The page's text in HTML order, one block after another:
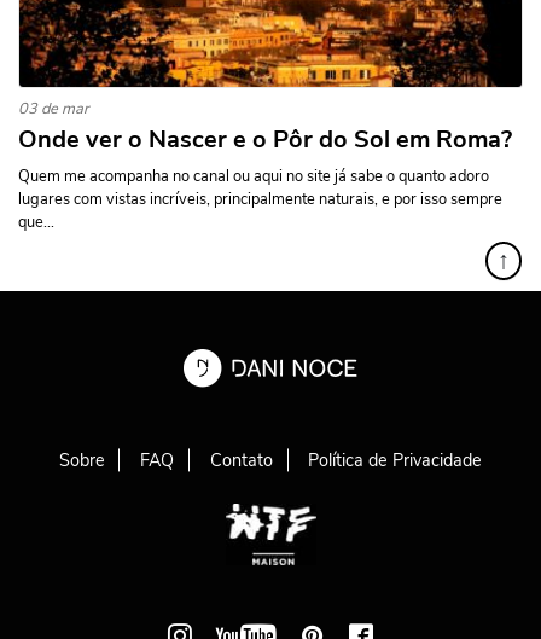
03 de mar
Onde ver o Nascer e o Pôr do Sol em Roma?
Quem me acompanha no canal ou aqui no site já sabe o quanto adoro
lugares com vistas incríveis, principalmente naturais, e por isso sempre
que...
↑
Sobre FAQ Contato Política de Privacidade